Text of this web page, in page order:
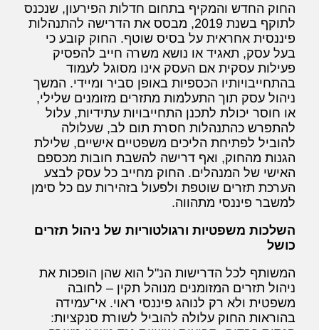
החוק החדש והמקיף בתחום חדלות הפירעון, שנכנס
לתוקף בשנת 2019, מבסס את הדרישה להתנהלות
פיננסית אחראית על בסיס שוטף. החוק קובע כי
בעל עסק, תאגיד או נושא משרה חייב להפסיק
פעילות עסקית אם העסק אינו מסוגל לעמוד
בהתחייבויותיו הכספיות באופן סביר ומיידי. המשך
ניהול עסק תוך התעלמות מתזרים מזומנים שלילי,
או חוסר יכולת לתכנן התחייבויות עתידיות, עלול
להתפרש כהתנהלות חסרת תום לב, שעלולה
להוביל לפתיחת הליכים משפטיים אישיים, שלילת
הגנות מהחוק, ואף דרישה להשבת חובות מכספם
האישי של המנהלים. החוק מחייב כל עסק לבצע
הערכת תזרים שוטפת ולפעול בזהירות עם כל סימן
למשבר פיננסי מתהווה.
השלכות משפטיות ורגולטוריות של ניהול תזרים
כושל
המשותף לכל הדרישות הנ"ל הוא שהן הופכות את
ניהול תזרים המזומנים מנוהל תקין – לחובה
משפטית ולא רק לנוהג פיננסי ראוי. אי־עמידה
בהוראות החוק עלולה להוביל לשורת סנקציות: